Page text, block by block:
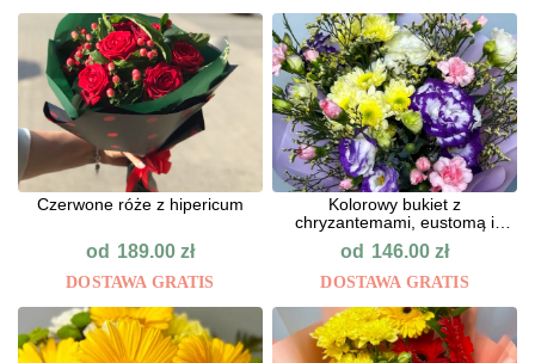
Сzerwone róże z hipericum
od 189.00 zł
DOSTAWA GRATIS
Kolorowy bukiet z
chryzantemami, eustomą i
goździkam
od 146.00zł
DOSTAWA GRATIS